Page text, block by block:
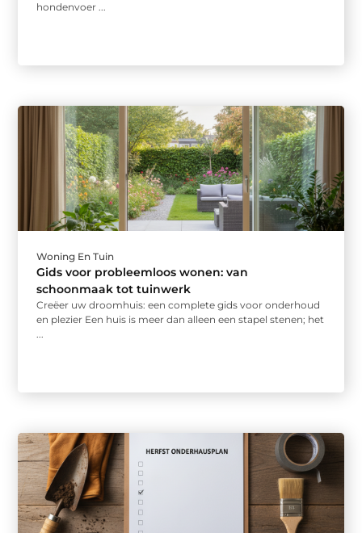
hondenvoer ...
Woning En Tuin
Gids voor probleemloos wonen: van
schoonmaak tot tuinwerk
Creëer uw droomhuis: een complete gids voor onderhoud
en plezier Een huis is meer dan alleen een stapel stenen; het
...